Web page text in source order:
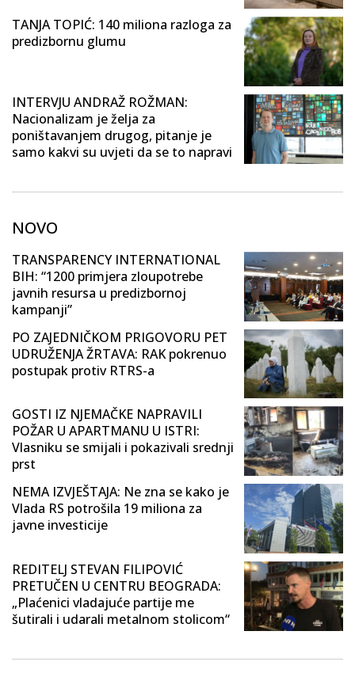
TANJA TOPIĆ: 140 miliona razloga za
predizbornu glumu
INTERVJU ANDRAŽ ROŽMAN:
Nacionalizam je želja za
poništavanjem drugog, pitanje je
samo kakvi su uvjeti da se to napravi
NOVO
TRANSPARENCY INTERNATIONAL
BIH: “1200 primjera zloupotrebe
javnih resursa u predizbornoj
kampanji”
PO ZAJEDNIČKOM PRIGOVORU PET
UDRUŽENJA ŽRTAVA: RAK pokrenuo
postupak protiv RTRS-a
GOSTI IZ NJEMAČKE NAPRAVILI
POŽAR U APARTMANU U ISTRI:
Vlasniku se smijali i pokazivali srednji
prst
NEMA IZVJEŠTAJA: Ne zna se kako je
Vlada RS potrošila 19 miliona za
javne investicije
REDITELJ STEVAN FILIPOVIĆ
PRETUČEN U CENTRU BEOGRADA:
„Plaćenici vladajuće partije me
šutirali i udarali metalnom stolicom“